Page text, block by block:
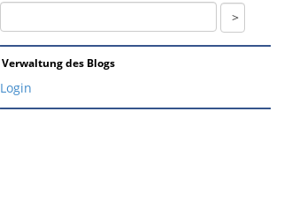
Verwaltung des Blogs
Login